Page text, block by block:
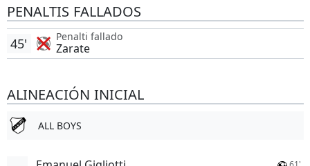
PENALTIS FALLADOS
Penalti fallado
Zarate
45'
ALINEACIÓN INICIAL
ALL BOYS